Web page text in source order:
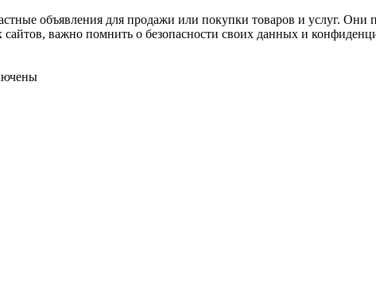
объявления для продажи или покупки товаров и услуг.
сайтов, важно помнить о безопасности своих данных и